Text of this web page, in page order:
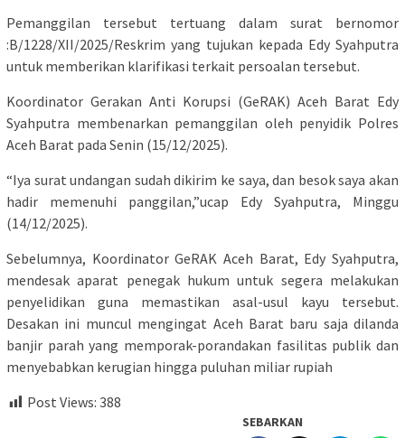
Pemanggilan tersebut tertuang dalam surat bernomor
:B/1228/XII/2025/Reskrim yang tujukan kepada Edy Syahputra
untuk memberikan klarifikasi terkait persoalan tersebut.
Koordinator Gerakan Anti Korupsi (GeRAK) Aceh Barat Edy
Syahputra membenarkan pemanggilan oleh penyidik Polres
Aceh Barat pada Senin (15/12/2025).
“Iya surat undangan sudah dikirim ke saya, dan besok saya akan
hadir memenuhi panggilan,”ucap Edy Syahputra, Minggu
(14/12/2025).
Sebelumnya, Koordinator GeRAK Aceh Barat, Edy Syahputra,
mendesak aparat penegak hukum untuk segera melakukan
penyelidikan guna memastikan asal-usul kayu tersebut.
Desakan ini muncul mengingat Aceh Barat baru saja dilanda
banjir parah yang memporak-porandakan fasilitas publik dan
menyebabkan kerugian hingga puluhan miliar rupiah
Post Views: 388
SEBARKAN